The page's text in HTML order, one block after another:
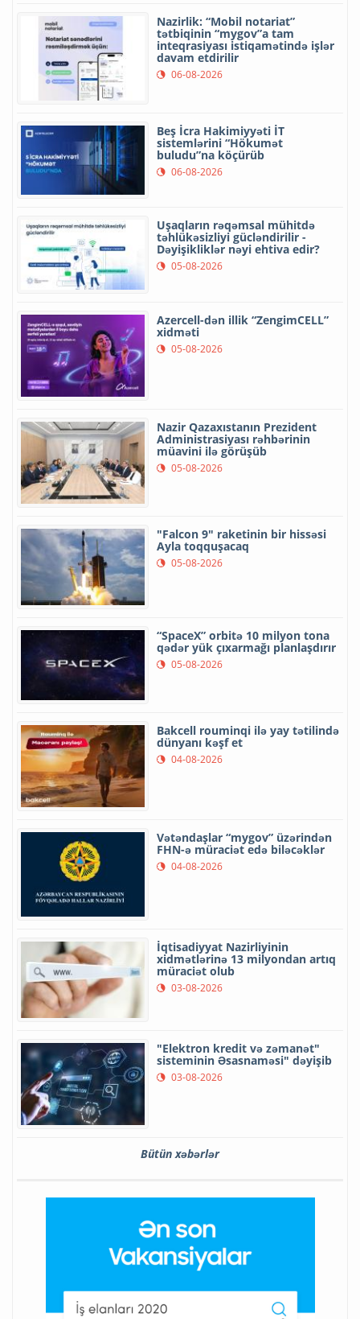
Nazirlik: “Mobil notariat”
tətbiqinin “mygov”a tam
inteqrasiyası istiqamətində işlər
davam etdirilir
06-08-2026
Beş İcra Hakimiyyəti İT
sistemlərini “Hökumət
buludu”na köçürüb
06-08-2026
Uşaqların rəqəmsal mühitdə
təhlükəsizliyi gücləndirilir -
Dəyişikliklər nəyi ehtiva edir?
05-08-2026
Azercell-dən illik “ZengimCELL”
xidməti
05-08-2026
Nazir Qazaxıstanın Prezident
Administrasiyası rəhbərinin
müavini ilə görüşüb
05-08-2026
"Falcon 9" raketinin bir hissəsi
Ayla toqquşacaq
05-08-2026
“SpaceX” orbitə 10 milyon tona
qədər yük çıxarmağı planlaşdırır
05-08-2026
Bakcell rouminqi ilə yay tətilində
dünyanı kəşf et
04-08-2026
Vətəndaşlar “mygov” üzərindən
FHN-ə müraciət edə biləcəklər
04-08-2026
İqtisadiyyat Nazirliyinin
xidmətlərinə 13 milyondan artıq
müraciət olub
03-08-2026
"Elektron kredit və zəmanət"
sisteminin Əsasnaməsi" dəyişib
03-08-2026
Bütün xəbərlər